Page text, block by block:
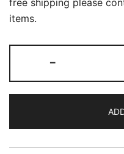
items.
-